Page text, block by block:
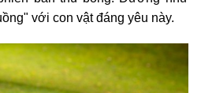
với con vật đáng yêu này.